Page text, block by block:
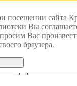
сайта
Вы
Вас
браузера.
для